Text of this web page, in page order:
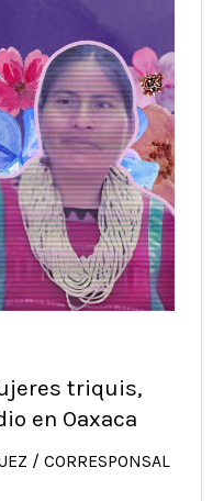
triquis,
en Oaxaca
/ CORRESPONSAL